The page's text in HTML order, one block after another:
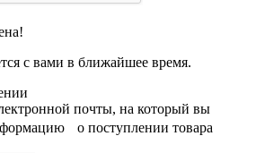
с вами в ближайшее время.
почты, на который вы
о поступлении товара